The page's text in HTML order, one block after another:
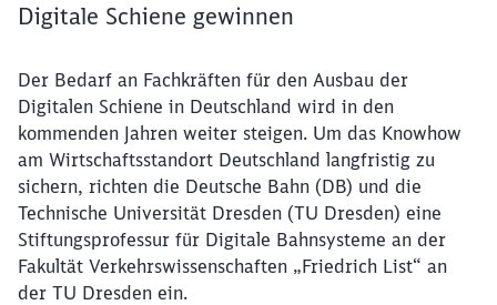
Digitale Schiene gewinnen
Der Bedarf an Fachkräften für den Ausbau der
Digitalen Schiene in Deutschland wird in den
kommenden Jahren weiter steigen. Um das Knowhow
am Wirtschaftsstandort Deutschland langfristig zu
sichern, richten die Deutsche Bahn (DB) und die
Technische Universität Dresden (TU Dresden) eine
Stiftungsprofessur für Digitale Bahnsysteme an der
Fakultät Verkehrswissenschaften „Friedrich List“ an
der TU Dresden ein.